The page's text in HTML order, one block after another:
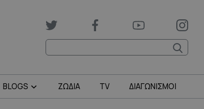
BLOGS ΖΩΔΙΑ TV ΔΙΑΓΩΝΙΣΜΟΙ